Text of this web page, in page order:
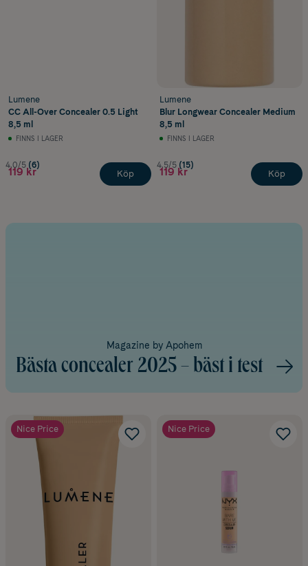
Lumene
CC All-Over Concealer 0.5 Light
8,5 ml
FINNS I LAGER
4.0/5 (6)
119 kr Köp
Lumene
Blur Longwear Concealer Medium
8,5 ml
FINNS I LAGER
4.5/5 (15)
119 kr Köp
Magazine by Apohem
Bästa concealer 2025 – bäst i test
Nice Price Nice Price